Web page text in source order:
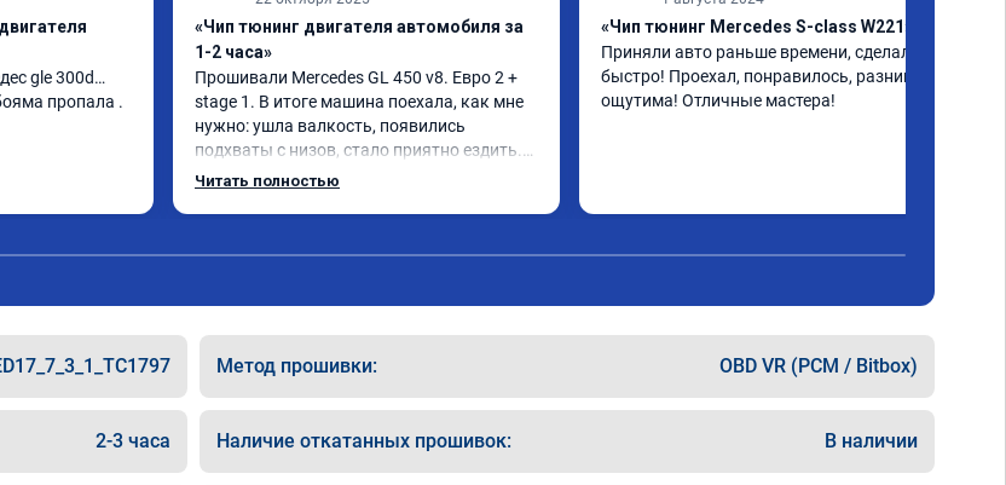
gle 300d…
пропала .
«Чип тюнинг двигателя автомобиля за
1-2 часа»
Прошивали Mercedes GL 450 v8. Евро 2 +
stage 1. В итоге машина поехала, как мне
нужно: ушла валкость, появились
подхваты с низов, стало приятно ездить.
Одни из лучших трат, в авто! 🔥
Читать полностью
«Чип тюнинг Mercedes S-class W221»
Приняли авто раньше времени, сделали
быстро! Проехал, понравилось, разница
ощутима! Отличные мастера!
Метод прошивки: OBD VR (PCM / Bitbox)
2-3 часа Наличие откатанных прошивок: В наличии